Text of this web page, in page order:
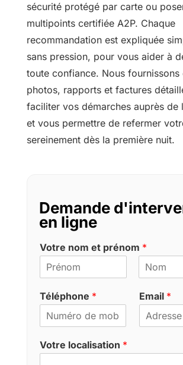
sécurité protégé par carte ou
multipoints certifiée A2P. Chaque
recommandation est expliquée
sans pression, pour vous aider à
toute confiance. Nous fournissons
photos, rapports et factures
faciliter vos démarches auprès de
et vous permettre de refermer
sereinement dès la première nuit.
Demande
en ligne
Votre nom et prénom *
r
é
m
o
m
Téléphone * Email *
Votre localisation *